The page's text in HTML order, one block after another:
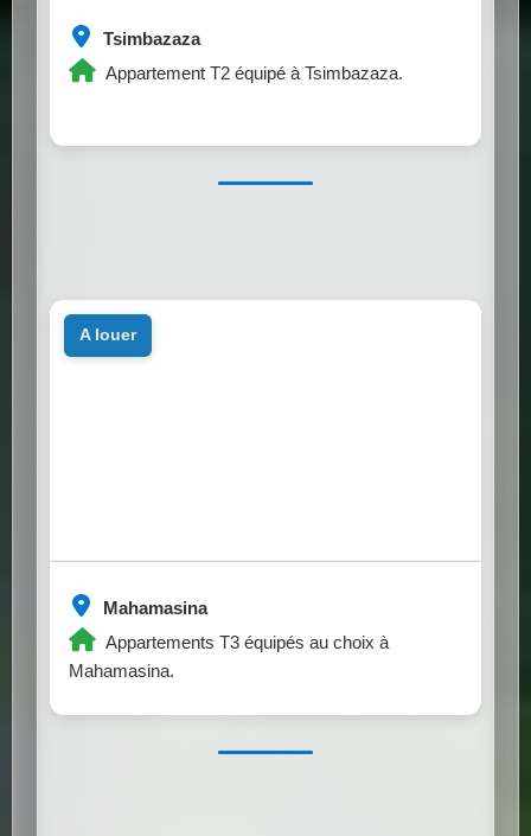
Tsimbazaza
Appartement T2 équipé à Tsimbazaza.
Mahamasina
Appartements T3 équipés au choix à
Mahamasina.
a louer